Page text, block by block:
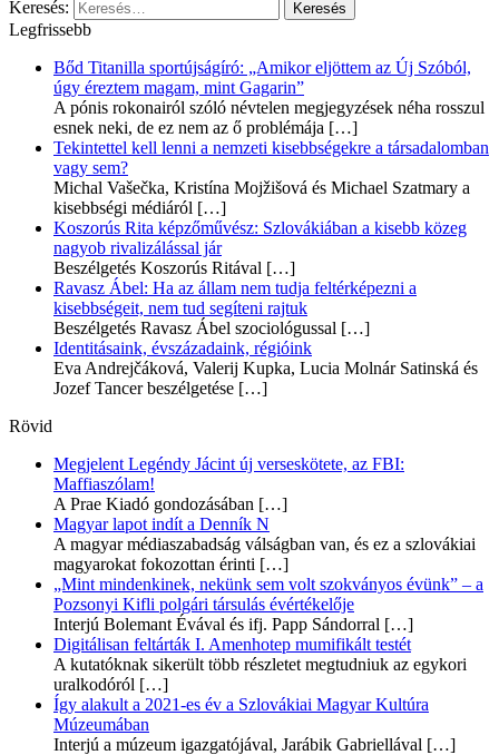
Keresés:
Legfrissebb
Bőd Titanilla sportújságíró: „Amikor eljöttem az Új Szóból,
úgy éreztem magam, mint Gagarin”
A pónis rokonairól szóló névtelen megjegyzések néha rosszul
esnek neki, de ez nem az ő problémája […]
Tekintettel kell lenni a nemzeti kisebbségekre a társadalomban
vagy sem?
Michal Vašečka, Kristína Mojžišová és Michael Szatmary a
kisebbségi médiáról […]
Koszorús Rita képzőművész: Szlovákiában a kisebb közeg
nagyob rivalizálással jár
Beszélgetés Koszorús Ritával […]
Ravasz Ábel: Ha az állam nem tudja feltérképezni a
kisebbségeit, nem tud segíteni rajtuk
Beszélgetés Ravasz Ábel szociológussal […]
Identitásaink, évszázadaink, régióink
Eva Andrejčáková, Valerij Kupka, Lucia Molnár Satinská és
Jozef Tancer beszélgetése […]
Rövid
Megjelent Legéndy Jácint új verseskötete, az FBI:
Maffiaszólam!
A Prae Kiadó gondozásában […]
Magyar lapot indít a Denník N
A magyar médiaszabadság válságban van, és ez a szlovákiai
magyarokat fokozottan érinti […]
„Mint mindenkinek, nekünk sem volt szokványos évünk” – a
Pozsonyi Kifli polgári társulás évértékelője
Interjú Bolemant Évával és ifj. Papp Sándorral […]
Digitálisan feltárták I. Amenhotep mumifikált testét
A kutatóknak sikerült több részletet megtudniuk az egykori
uralkodóról […]
Így alakult a 2021-es év a Szlovákiai Magyar Kultúra
Múzeumában
Interjú a múzeum igazgatójával, Jarábik Gabriellával […]